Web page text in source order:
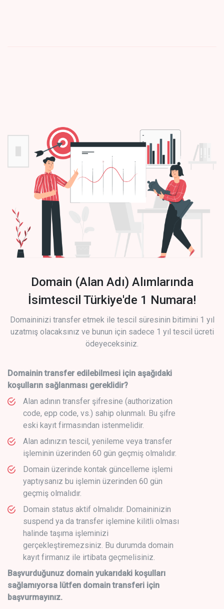
Domain (Alan Adı) Alımlarında
İsimtescil Türkiye'de 1 Numara!
Domaininizi transfer etmek ile tescil süresinin bitimini 1 yıl
uzatmış olacaksınız ve bunun için sadece 1 yıl tescil ücreti
ödeyeceksiniz.
Domainin transfer edilebilmesi için aşağıdaki
koşulların sağlanması gereklidir?
Alan adının transfer şifresine (authorization
code, epp code, vs.) sahip olunmalı. Bu şifre
eski kayıt firmasından istenmelidir.
Alan adınızın tescil, yenileme veya transfer
işleminin üzerinden 60 gün geçmiş olmalıdır.
Domain üzerinde kontak güncelleme işlemi
yaptıysanız bu işlemin üzerinden 60 gün
geçmiş olmalıdır.
Domain status aktif olmalıdır. Domaininizin
suspend ya da transfer işlemine kilitli olması
halinde taşıma işleminizi
gerçekleştiremezsiniz. Bu durumda domain
kayıt firmanız ile irtibata geçmelisiniz.
Başvurduğunuz domain yukarıdaki koşulları
sağlamıyorsa lütfen domain transferi için
başvurmayınız.